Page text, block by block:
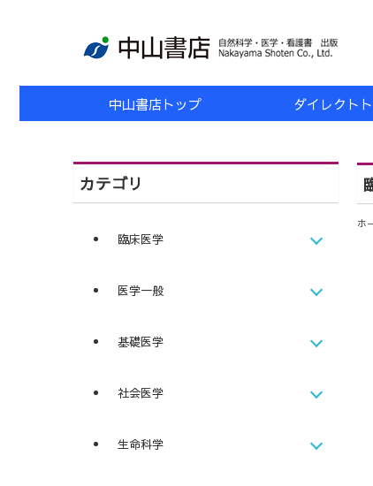
中山書店トップ ダイレクト
ホ
カテゴリ
臨床医学
医学一般
基礎医学
社会医学
生命科学